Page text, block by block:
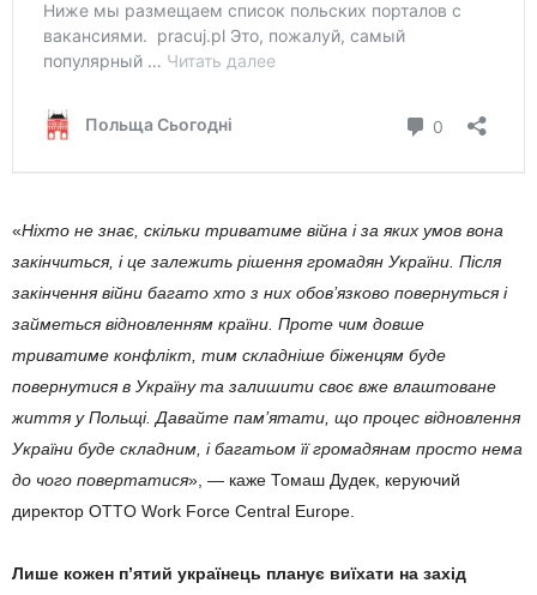
«Ніхто не знає, скільки триватиме війна і за яких умов вона
закінчиться, і це залежить рішення громадян України. Після
закінчення війни багато хто з них обов’язково повернуться і
займеться відновленням країни. Проте чим довше
триватиме конфлікт, тим складніше біженцям буде
повернутися в Україну та залишити своє вже влаштоване
життя у Польщі. Давайте пам’ятати, що процес відновлення
України буде складним, і багатьом її громадянам просто нема
до чого повертатися», — каже Томаш Дудек, керуючий
директор OTTO Work Force Central Europe.
Лише кожен п’ятий українець планує виїхати на захід